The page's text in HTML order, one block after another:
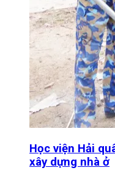
Học viện Hải
xây dựng nhà ở